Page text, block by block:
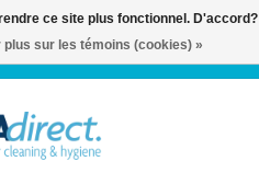
0 Articles
ce site plus fonctionnel. D'accord?
plus sur les témoins (cookies) »